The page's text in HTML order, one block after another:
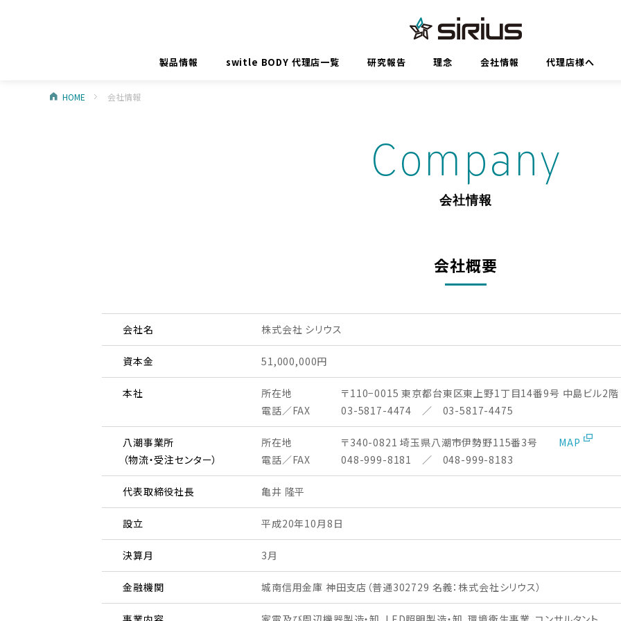
製品情報 switle BODY 代理店一覧 研究報告 理念 会社情報 代理店様へ
HOME 会社情報
Company
会社情報
会社概要
会社名 株式会社 シリウス
資本金 51,000,000円
本社 所在地
〒110−0015 東京都台東区東上野1丁目14番9号 中島ビル2階
電話／FAX
03-5817-4474 ／ 03-5817-4475
八潮事業所
（物流・受注センター）
所在地 〒340-0821 埼玉県八潮市伊勢野115番3号
MAP
電話／FAX
048-999-8181 ／ 048-999-8183
代表取締役社長 亀井 隆平
設立 平成20年10月8日
決算月 3月
金融機関 城南信用金庫 神田支店（普通302729 名義：株式会社シリウス）